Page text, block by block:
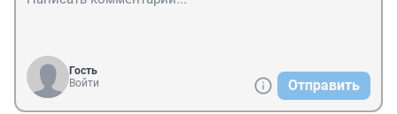
Гость
Войти
Отправить